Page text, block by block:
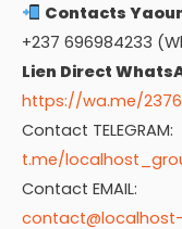
Contacts
+237 696984233
Lien Direct
https://wa.me/
Contact TELEGRAM:
t.me/
Contact EMAIL: